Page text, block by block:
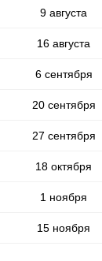
9 августа
16 августа
6 сентября
20 сентября
27 сентября
18 октября
1 ноября
15 ноября